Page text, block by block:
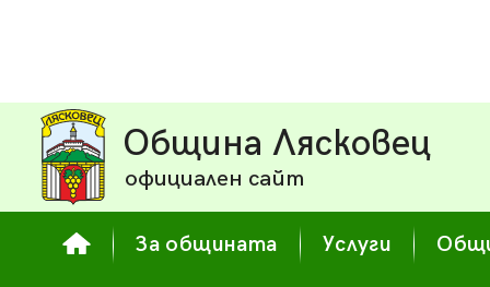
Община Лясковец
официален сайт
За общината Услуги